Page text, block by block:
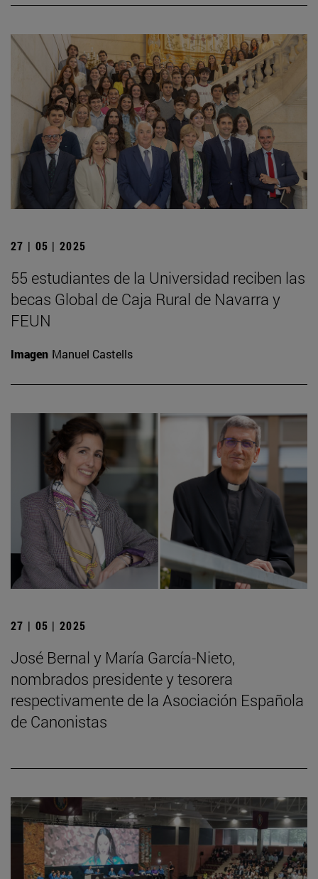
27 | 05 | 2025
55 estudiantes de la Universidad reciben las
becas Global de Caja Rural de Navarra y
FEUN
Imagen Manuel Castells
27 | 05 | 2025
José Bernal y María García-Nieto,
nombrados presidente y tesorera
respectivamente de la Asociación Española
de Canonistas